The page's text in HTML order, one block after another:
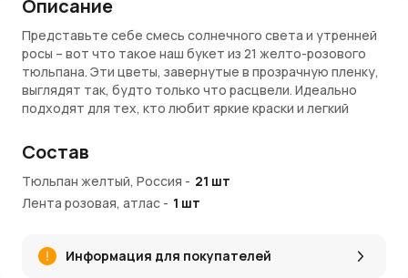
Описание
Представьте себе смесь солнечного света и утренней
росы – вот что такое наш букет из 21 желто-розового
тюльпана. Эти цветы, завернутые в прозрачную пленку,
выглядят так, будто только что расцвели. Идеально
подходят для тех, кто любит яркие краски и легкий
Что означает такая цветовая гамма
Желто-розовые тюльпаны – это настоящая весна в
миниатюре. Желтый цвет символизирует радость и
создают уникальную комбинацию, которая поднимает
настроение и заряжает позитивом.
Состав
Тюльпан желтый, Россия - 21 шт
Лента розовая, атлас - 1 шт
Информация для покупателей